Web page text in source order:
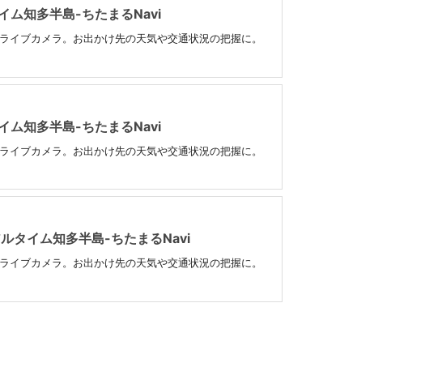
ム知多半島-ちたまるNavi
イブカメラ。お出かけ先の天気や交通状況の把握に。
ム知多半島-ちたまるNavi
イブカメラ。お出かけ先の天気や交通状況の把握に。
タイム知多半島-ちたまるNavi
イブカメラ。お出かけ先の天気や交通状況の把握に。